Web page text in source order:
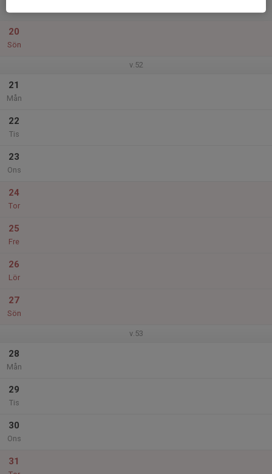
20
Sön
v.52
21
Mån
22
Tis
23
Ons
24
Tor
25
Fre
26
Lör
27
Sön
v.53
28
Mån
29
Tis
30
Ons
31